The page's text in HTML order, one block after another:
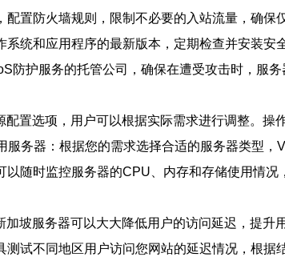
置防火墙规则，限制不必要的入站流量，确保
统和应用程序的最新版本，定期检查并安装安
防护服务的托管公司，确保在遭受攻击时，服务
置选项，用户可以根据实际需求进行调整。操
务器：根据您的需求选择合适的服务器类型，
随时监控服务器的CPU、内存和存储使用情况
坡服务器可以大大降低用户的访问延迟，提升
试不同地区用户访问您网站的延迟情况，根据